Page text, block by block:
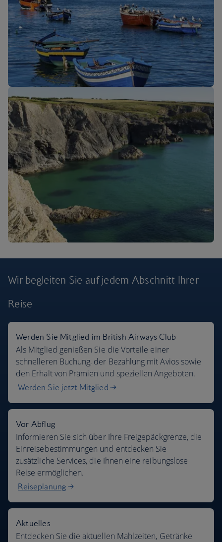
Neue Strecken
Flugziele
Wir begleiten Sie auf jedem Abschnitt Ihrer
Reise
Werden Sie Mitglied im British Airways Club
Als Mitglied genießen Sie die Vorteile einer
schnelleren Buchung, der Bezahlung mit Avios sowie
den Erhalt von Prämien und speziellen Angeboten.
Werden Sie jetzt Mitglied
Vor Abflug
Informieren Sie sich über Ihre Freigepäckgrenze, die
Einreisebestimmungen und entdecken Sie
zusätzliche Services, die Ihnen eine reibungslose
Reise ermöglichen.
Reiseplanung
Aktuelles
Entdecken Sie die aktuellen Mahlzeiten, Getränke